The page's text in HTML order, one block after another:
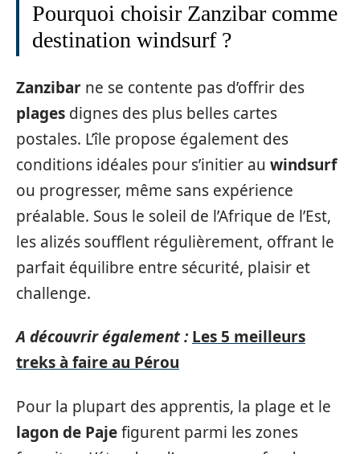
Pourquoi choisir Zanzibar comme
destination windsurf ?
Zanzibar ne se contente pas d’offrir des
plages dignes des plus belles cartes
postales. L’île propose également des
conditions idéales pour s’initier au windsurf
ou progresser, même sans expérience
préalable. Sous le soleil de l’Afrique de l’Est,
les alizés soufflent régulièrement, offrant le
parfait équilibre entre sécurité, plaisir et
challenge.
A découvrir également : Les 5 meilleurs
treks à faire au Pérou
Pour la plupart des apprentis, la plage et le
lagon de Pajefigurent parmi les zones